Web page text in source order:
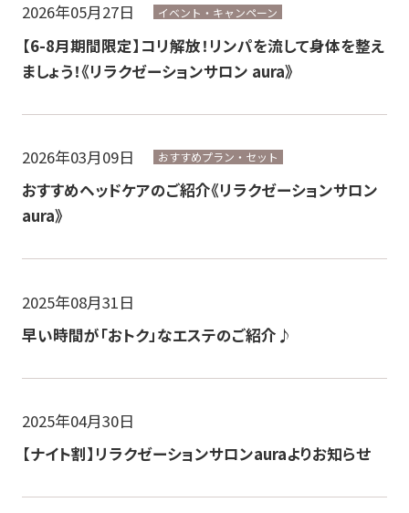
2026年05月27日 イベント・キャンペーン
【6-8月期間限定】コリ解放！リンパを流して身体を整え
ましょう！《リラクゼーションサロン aura》
2026年03月09日 おすすめプラン・セット
おすすめヘッドケアのご紹介《リラクゼーションサロン
aura》
2025年08月31日
早い時間が「おトク」なエステのご紹介♪
2025年04月30日
【ナイト割】リラクゼーションサロンauraよりお知らせ